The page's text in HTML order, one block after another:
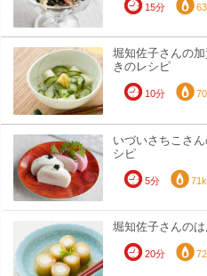
15分
堀知佐子さんの
きのレシピ
10分
いづいさちこさ
シピ
5分
堀知佐子さんの
20分